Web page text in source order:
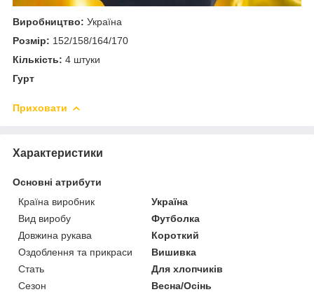
Виробництво: Україна
Розмір: 152/158/164/170
Кількість: 4 штуки
Гурт
Приховати
Характеристики
Основні атрибути
Країна виробник
Україна
Вид виробу
Футболка
Довжина рукава
Короткий
Оздоблення та прикраси
Вишивка
Стать
Для хлопчиків
Сезон
Весна/Осінь